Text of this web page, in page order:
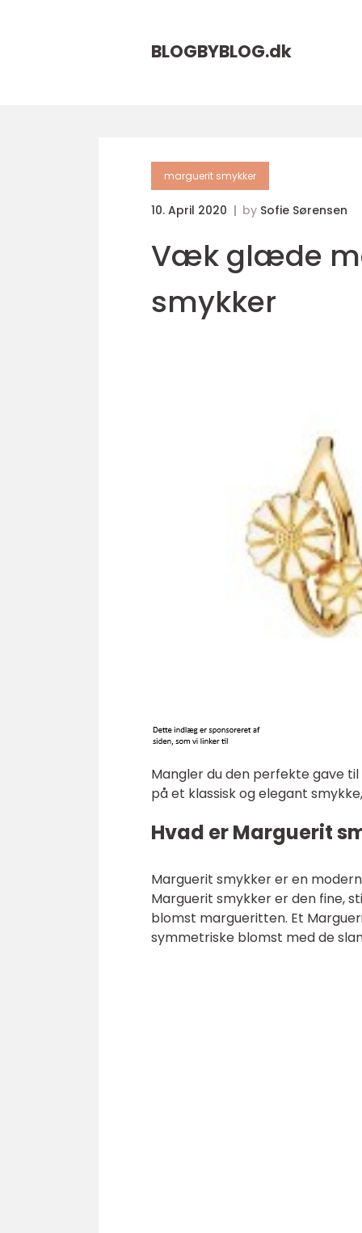
BLOGBYBLOG.dk
marguerit smykker
10. April 2020 by Sofie Sørensen
Væk glæde
smykker
Mangler du den perfekte gave
på et klassisk og elegant
Hvad er Marguerit
Marguerit smykker er en
Marguerit smykker er den fine,
blomst margueritten. Et
symmetriske blomst med de